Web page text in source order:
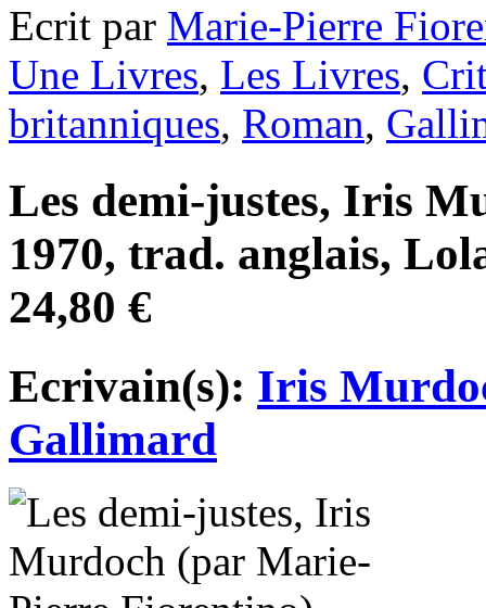
Ecrit par Marie-Pierre
Une Livres, Les Livres,
britanniques, Roman,
Les demi-justes, Iris
1970, trad. anglais,
24,80 €
Ecrivain(s): Iris
Gallimard